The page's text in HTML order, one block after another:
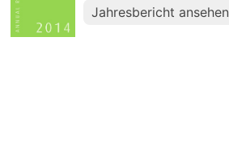
Jahresbericht ansehen